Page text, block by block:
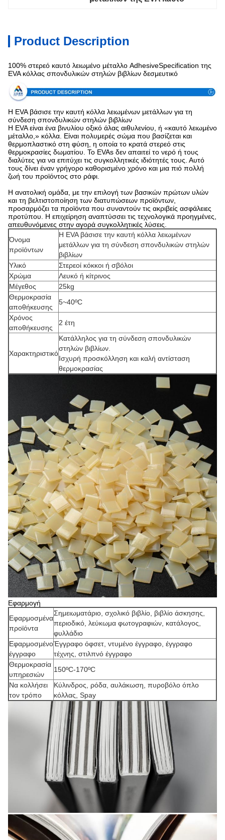
Product Description
100% στερεό καυτό λειωμένο μέταλλο AdhesiveSpecification της
EVA κόλλας σπονδυλικών στηλών βιβλίων δεσμευτικό
Η EVA βάσισε την καυτή κόλλα λειωμένων μετάλλων για τη
σύνδεση σπονδυλικών στηλών βιβλίων
Η EVA είναι ένα βινυλίου οξικό άλας αιθυλενίου, ή «καυτό λειωμένο
μέταλλο,» κόλλα. Είναι πολυμερές σώμα που βασίζεται και
θερμοπλαστικό στη φύση, η οποία το κρατά στερεό στις
θερμοκρασίες δωματίου. Το EVAs δεν απαιτεί το νερό ή τους
διαλύτες για να επιτύχει τις συγκολλητικές ιδιότητές τους. Αυτό
τους δίνει έναν γρήγορο καθορισμένο χρόνο και μια πιό πολλή
ζωή του προϊόντος στο ράφι.
Η ανατολική ομάδα, με την επιλογή των βασικών πρώτων υλών
και τη βελτιστοποίηση των διατυπώσεων προϊόντων,
προσαρμόζει τα προϊόντα που συναντούν τις ακριβείς ασφάλειες
προτύπου. Η επιχείρηση αναπτύσσει τις τεχνολογικά προηγμένες,
απευθυνόμενες στην αγορά συγκολλητικές λύσεις.
Όνομα
προϊόντων
Η EVA βάσισε την καυτή κόλλα λειωμένων
μετάλλων για τη σύνδεση σπονδυλικών στηλών
βιβλίων
Υλικό
Στερεοί κόκκοι ή σβόλοι
Χρώμα
Λευκό ή κίτρινος
Μέγεθος
25kg
Θερμοκρασία
αποθήκευσης
5~40ºC
Χρόνος
αποθήκευσης
2 έτη
Χαρακτηριστικό
Κατάλληλος για τη σύνδεση σπονδυλικών
στηλών βιβλίων.
Ισχυρή προσκόλληση και καλή αντίσταση
θερμοκρασίας
Εφαρμογή
Εφαρμοσμένα
προϊόντα
Σημειωματάριο, σχολικό βιβλίο, βιβλίο άσκησης,
περιοδικό, λεύκωμα φωτογραφιών, κατάλογος,
φυλλάδιο
Εφαρμοσμένο
έγγραφο
Έγγραφο όφσετ, ντυμένο έγγραφο, έγγραφο
τέχνης, στιλπνό έγγραφο
Θερμοκρασία
υπηρεσιών
150ºC-170ºC
Να κολλήσει
τον τρόπο
Κύλινδρος, ρόδα, αυλάκωση, πυροβόλο όπλο
κόλλας, Spay